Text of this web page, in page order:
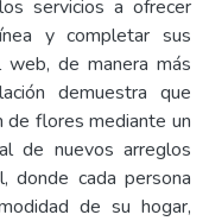
servicios a ofrecer
y completar sus
de manera más
demuestra que
de flores mediante un
de nuevos arreglos
donde cada persona
de su hogar,